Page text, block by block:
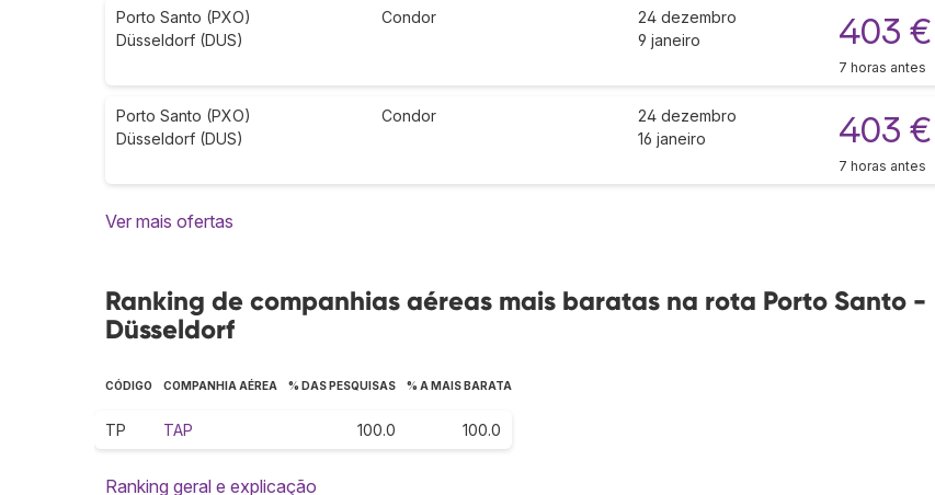
Porto Santo (PXO)
Düsseldorf (DUS)
Condor
24 dezembro
9 janeiro
403 €
7 horas antes
Porto Santo (PXO)
Düsseldorf (DUS)
Condor
24 dezembro
16 janeiro
403 €
7 horas antes
Ver mais ofertas
Ranking de companhias aéreas mais baratas na rota Porto Santo -
Düsseldorf
CÓDIGO COMPANHIA AÉREA % DAS PESQUISAS % A MAIS BARATA
TP TAP 100.0 100.0
Ranking geral e explicação